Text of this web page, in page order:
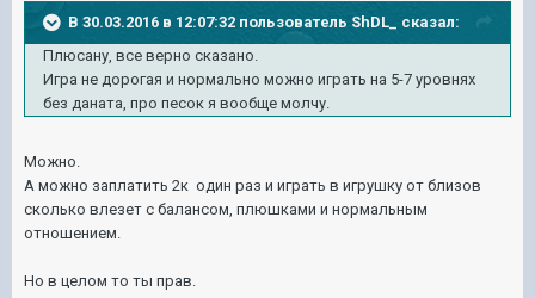
В 30.03.2016 в 12:07:32 пользователь ShDL_ сказал:
Плюсану, все верно сказано.
Игра не дорогая и нормально можно играть на 5-7 уровнях
без даната, про песок я вообще молчу.
Можно.
А можно заплатить 2к один раз и играть в игрушку от близов
сколько влезет с балансом, плюшками и нормальным
отношением.
Но в целом то ты прав.